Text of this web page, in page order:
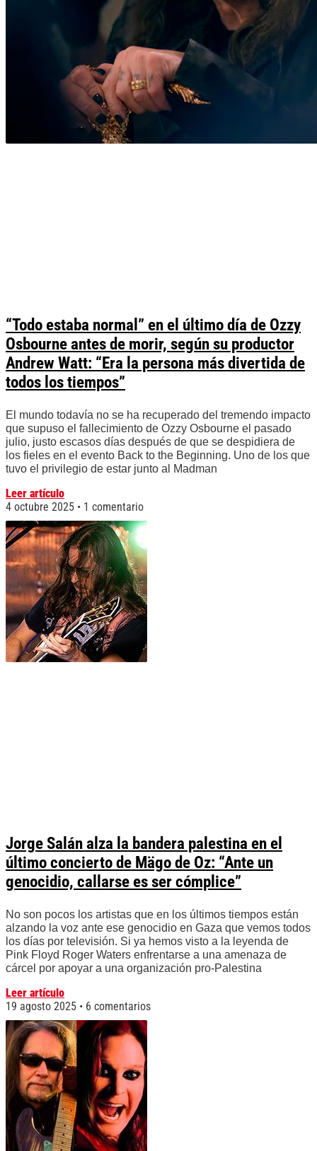
“Todo estaba normal” en el último día de Ozzy
Osbourne antes de morir, según su productor
Andrew Watt: “Era la persona más divertida de
todos los tiempos”
El mundo todavía no se ha recuperado del tremendo impacto
que supuso el fallecimiento de Ozzy Osbourne el pasado
julio, justo escasos días después de que se despidiera de
los fieles en el evento Back to the Beginning. Uno de los que
tuvo el privilegio de estar junto al Madman
Leer artículo
4 octubre 2025
1 comentario
Jorge Salán alza la bandera palestina en el
último concierto de Mägo de Oz: “Ante un
genocidio, callarse es ser cómplice”
No son pocos los artistas que en los últimos tiempos están
alzando la voz ante ese genocidio en Gaza que vemos todos
los días por televisión. Si ya hemos visto a la leyenda de
Pink Floyd Roger Waters enfrentarse a una amenaza de
cárcel por apoyar a una organización pro-Palestina
Leer artículo
19 agosto 2025
6 comentarios